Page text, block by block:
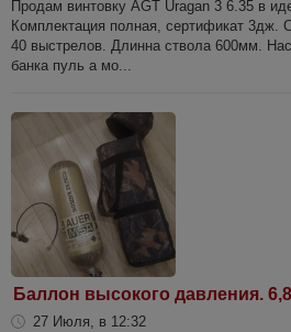
Продам винтовку AGT Uragan 3 6.35 в
Комплектация полная, сертификат 3дж.
40 выстрелов. Длинна ствола 600мм.
банка пуль а мо...
Баллон высокого давления.
27 Июля, в 12:32